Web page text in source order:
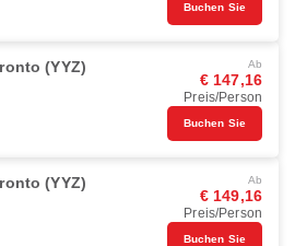
Buchen Sie
(YYZ) Ab
€ 147,16
Preis/Person
Buchen Sie
(YYZ) Ab
€ 149,16
Preis/Person
Buchen Sie